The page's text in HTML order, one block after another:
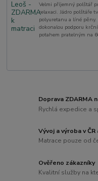
Velmi příjemný polštář
relaxaci. Jádro polštáře
polyuretanu a líné
dokonalou podporu
potahem pratelným na
Doprava ZDARMA
Rychlá expedice a
Vývoj a výroba v ČR
Matrace pouze od
Ověřeno zákazníky
Kvalitní služby na